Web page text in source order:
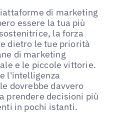
di marketing
essere la tua più
la forza
dietro le tue priorità
di marketing
e le piccole vittorie.
l'intelligenza
dovrebbe davvero
prendere decisioni più
in pochi istanti.